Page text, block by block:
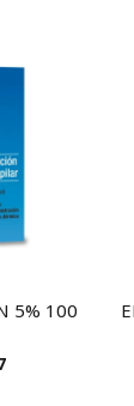
5% 100